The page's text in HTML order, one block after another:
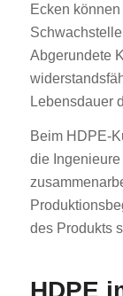
Ecken
Abgerundete
Lebensdauer
Beim HDPE-
die
des Produkts